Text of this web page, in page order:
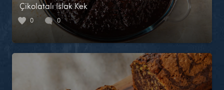
Çikolatalı Islak Kek
0 0